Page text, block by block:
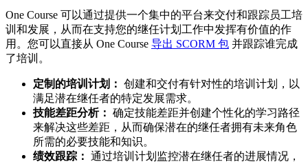
One Course 可以通过提供一个集中的平台来交付和跟踪员工培
训和发展，从而在支持您的继任计划工作中发挥有价值的作
用。您可以直接从 One Course 导出 SCORM 包 并跟踪谁完成
了培训。
定制的培训计划： 创建和交付有针对性的培训计划，以
满足潜在继任者的特定发展需求。
技能差距分析： 确定技能差距并创建个性化的学习路径
来解决这些差距，从而确保潜在的继任者拥有未来角色
所需的必要技能和知识。
绩效跟踪： 通过培训计划监控潜在继任者的进展情况，